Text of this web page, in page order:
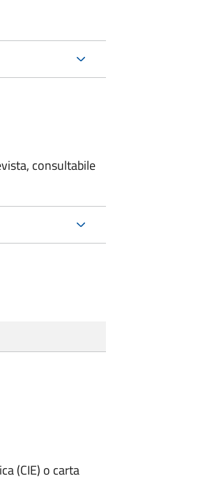
consultabile
(CIE) o carta